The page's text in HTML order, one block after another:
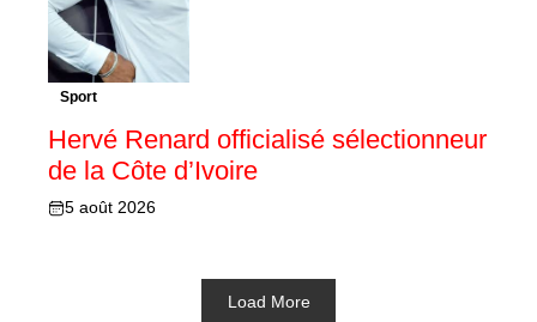
Sport
Hervé Renard officialisé sélectionneur
de la Côte d’Ivoire
5 août 2026
Load More